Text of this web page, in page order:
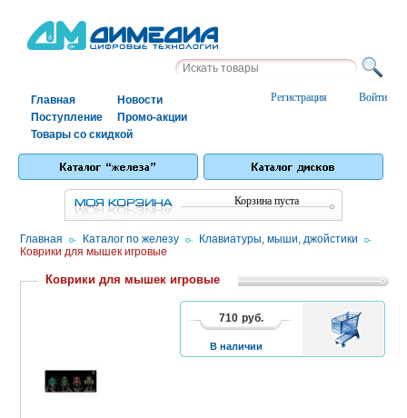
Войти
Регистрация
Главная
Новости
Поступление
Промо-акции
Товары со скидкой
Корзина пуста
Главная / Каталог по железу / Клавиатуры, мыши, джойстики /
Коврики для мышек игровые
Коврики для мышек игровые
1 2 3
710 руб.
В наличии
В
КОРЗИНУ